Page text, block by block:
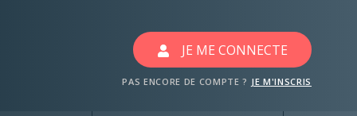
les jeux
JE ME CONNECTE
PAS ENCORE DE COMPTE ? JE M'INSCRIS